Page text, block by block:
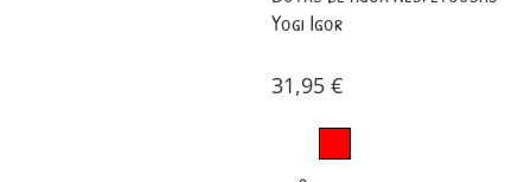
Yogi Igor
31,95 €